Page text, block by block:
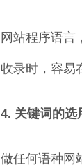
网站程序语言
收录时，容易
4. 关键词的选
做任何语种网